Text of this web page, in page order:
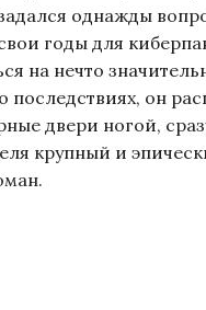
однажды
годы для
на нечто
последствиях, он
двери ногой,
крупный и